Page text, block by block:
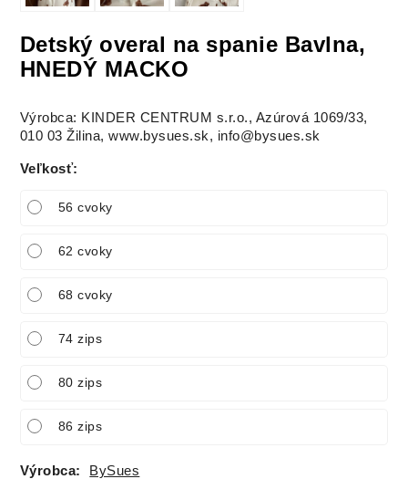
Detský overal na spanie Bavlna,
HNEDÝ MACKO
Výrobca: KINDER CENTRUM s.r.o., Azúrová 1069/33,
010 03 Žilina, www.bysues.sk, info@bysues.sk
Veľkosť:
56 cvoky
62 cvoky
68 cvoky
74 zips
80 zips
86 zips
Výrobca: BySues